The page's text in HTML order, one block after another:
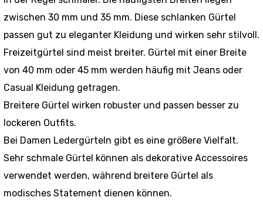
zwischen 30 mm und 35 mm. Diese schlanken Gürtel
passen gut zu eleganter Kleidung und wirken sehr stilvoll.
Freizeitgürtel sind meist breiter. Gürtel mit einer Breite
von 40 mm oder 45 mm werden häufig mit Jeans oder
Casual Kleidung getragen.
Breitere Gürtel wirken robuster und passen besser zu
lockeren Outfits.
Bei Damen Ledergürteln gibt es eine größere Vielfalt.
Sehr schmale Gürtel können als dekorative Accessoires
verwendet werden, während breitere Gürtel als
modisches Statement dienen können.